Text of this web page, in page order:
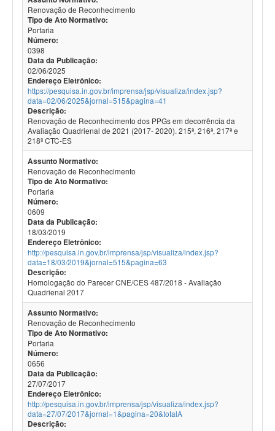
Renovação de Reconhecimento
Tipo de Ato Normativo:
Portaria
Número:
0398
Data da Publicação:
02/06/2025
Endereço Eletrônico:
https://pesquisa.in.gov.br/imprensa/jsp/visualiza/index.jsp?
data=02/06/2025&jornal=515&pagina=41
Descrição:
Renovação de Reconhecimento dos PPGs em decorrência da
Avaliação Quadrienal de 2021 (2017- 2020). 215ª, 216ª, 217ª e
218ª CTC-ES
Assunto Normativo:
Renovação de Reconhecimento
Tipo de Ato Normativo:
Portaria
Número:
0609
Data da Publicação:
18/03/2019
Endereço Eletrônico:
http://pesquisa.in.gov.br/imprensa/jsp/visualiza/index.jsp?
data=18/03/2019&jornal=515&pagina=63
Descrição:
Homologação do Parecer CNE/CES 487/2018 - Avaliação
Quadrienal 2017
Assunto Normativo:
Renovação de Reconhecimento
Tipo de Ato Normativo:
Portaria
Número:
0656
Data da Publicação:
27/07/2017
Endereço Eletrônico:
http://pesquisa.in.gov.br/imprensa/jsp/visualiza/index.jsp?
data=27/07/2017&jornal=1&pagina=20&totalA
Descrição: